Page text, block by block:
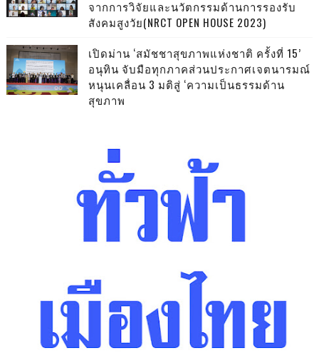
จากการวิจัยและนวัตกรรมด้านการรองรับ
สังคมสูงวัย(NRCT OPEN HOUSE 2023)
เปิดม่าน ‘สมัชชาสุขภาพแห่งชาติ ครั้งที่ 15’
อนุทิน จับมือทุกภาคส่วนประกาศเจตนารมณ์
หนุนเคลื่อน 3 มติสู่ ‘ความเป็นธรรมด้าน
สุขภาพ